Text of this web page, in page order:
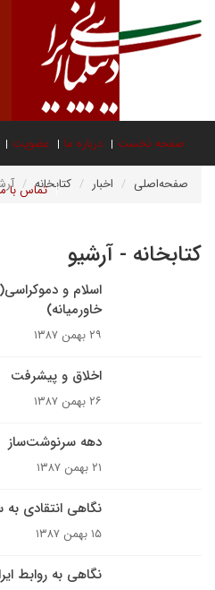
صفحه نخست درباره ما عضویت
تماس با صفحه‌اصلی اخبار کتابخانه
کتابخانه - آرشیو
اسلام و
خاورميانه)
۲۹ بهمن ۱۳۸۷
اخلاق و پیشرفت
۲۶ بهمن ۱۳۸۷
دهه سرنوشت‌ساز
۲۱ بهمن ۱۳۸۷
نگاهی انتقادی
۱۵ بهمن ۱۳۸۷
نگاهی به روابط